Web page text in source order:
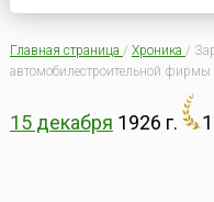
Главная страница / Хроника /
автомобилестроительной фирмы
15 декабря 1926 г.